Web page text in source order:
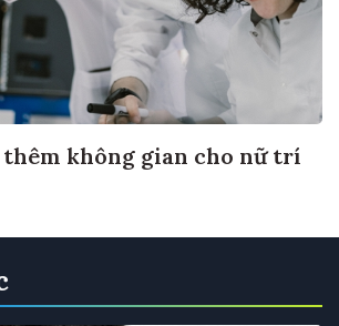
thêm không gian cho nữ trí